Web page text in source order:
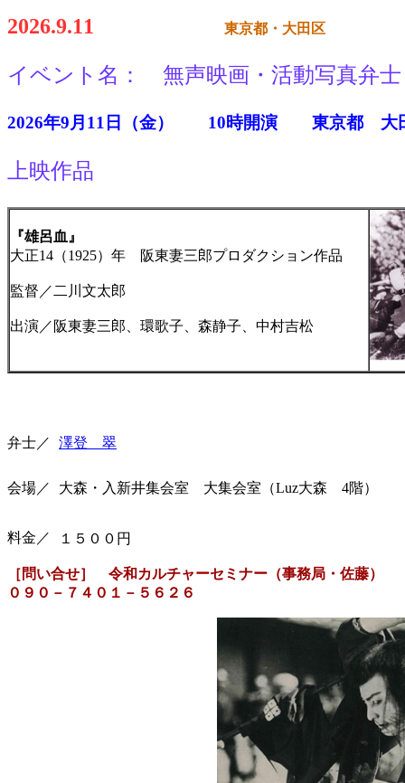
2026.9.11 東京都・大田区
イベント名： 無声映画・活動写真弁士
2026年9月11日（金） 10時開演 東京都 大
上映作品
『雄呂血』
大正14（1925）年 阪東妻三郎プロダクション作品
監督／二川文太郎
出演／阪東妻三郎、環歌子、森静子、中村吉松
弁士／ 澤登 翠
会場／ 大森・入新井集会室 大集会室（Luz大森 4階）
料金／ １５００円
［問い合せ］ 令和カルチャーセミナー（事務局・佐藤）
０９０－７４０１－５６２６